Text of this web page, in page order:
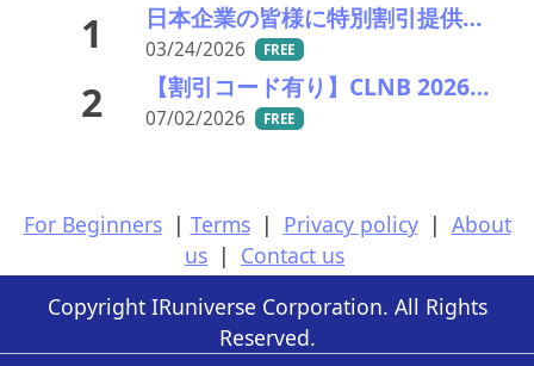
1 日本企業の皆様に特別割引提供中！MRAI International Business Summit (IBS 2026)
03/24/2026 FREE
2 【割引コード有り】CLNB 2026 Asia Battery Materials Cooperation Forum in Seoul 開催のお知らせ！
07/02/2026 FREE
For Beginners | Terms | Privacy policy | About
us | Contact us
Copyright IRuniverse Corporation. All Rights
Reserved.